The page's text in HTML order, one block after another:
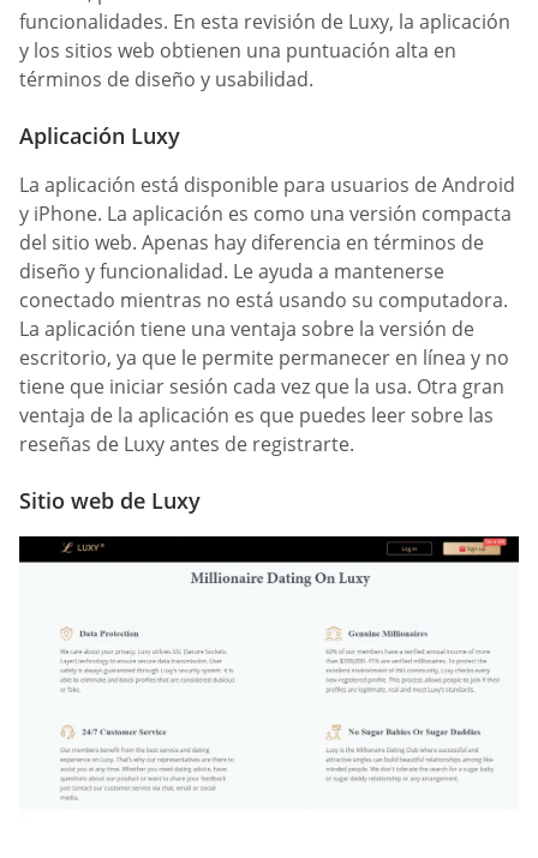
funcionalidades. En esta revisión de Luxy, la aplicación
y los sitios web obtienen una puntuación alta en
términos de diseño y usabilidad.
Aplicación Luxy
La aplicación está disponible para usuarios de Android
y iPhone. La aplicación es como una versión compacta
del sitio web. Apenas hay diferencia en términos de
diseño y funcionalidad. Le ayuda a mantenerse
conectado mientras no está usando su computadora.
La aplicación tiene una ventaja sobre la versión de
escritorio, ya que le permite permanecer en línea y no
tiene que iniciar sesión cada vez que la usa. Otra gran
ventaja de la aplicación es que puedes leer sobre las
reseñas de Luxy antes de registrarte.
Sitio web de Luxy